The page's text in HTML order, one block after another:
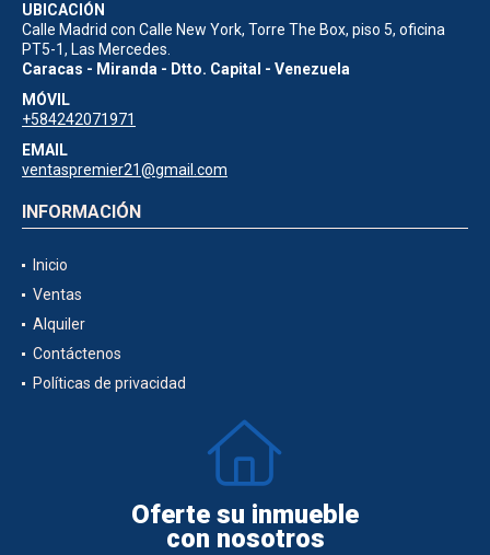
UBICACIÓN
Calle Madrid con Calle New York, Torre The Box, piso 5, oficina
PT5-1, Las Mercedes.
Caracas - Miranda - Dtto. Capital - Venezuela
MÓVIL
+584242071971
EMAIL
ventaspremier21@gmail.com
INFORMACIÓN
Inicio
Ventas
Alquiler
Contáctenos
Políticas de privacidad
Oferte su inmueble
con nosotros